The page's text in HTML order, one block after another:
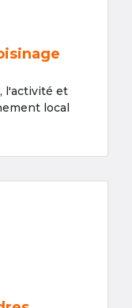
l'activité et
local